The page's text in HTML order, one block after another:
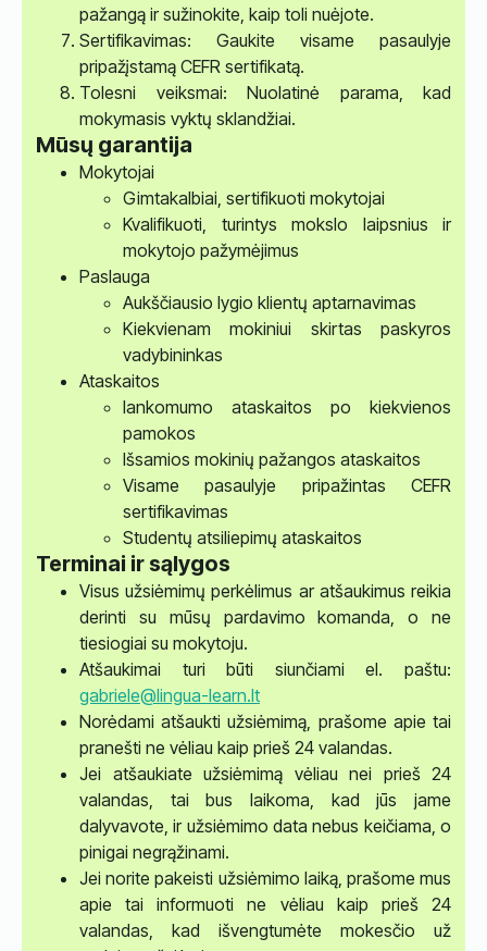
pažangą ir sužinokite, kaip toli nuėjote.
Sertifikavimas: Gaukite visame pasaulyje
pripažįstamą CEFR sertifikatą.
Tolesni veiksmai: Nuolatinė parama, kad
mokymasis vyktų sklandžiai.
Mūsų garantija
Mokytojai
Gimtakalbiai, sertifikuoti mokytojai
Kvalifikuoti, turintys mokslo laipsnius ir
mokytojo pažymėjimus
Paslauga
Aukščiausio lygio klientų aptarnavimas
Kiekvienam mokiniui skirtas paskyros
vadybininkas
Ataskaitos
lankomumo ataskaitos po kiekvienos
pamokos
Išsamios mokinių pažangos ataskaitos
Visame pasaulyje pripažintas CEFR
sertifikavimas
Studentų atsiliepimų ataskaitos
Terminai ir sąlygos
Visus užsiėmimų perkėlimus ar atšaukimus reikia
derinti su mūsų pardavimo komanda, o ne
tiesiogiai su mokytoju.
Atšaukimai turi būti siunčiami el. paštu:
gabriele@lingua-learn.lt
Norėdami atšaukti užsiėmimą, prašome apie tai
pranešti ne vėliau kaip prieš 24 valandas.
Jei atšaukiate užsiėmimą vėliau nei prieš 24
valandas, tai bus laikoma, kad jūs jame
dalyvavote, ir užsiėmimo data nebus keičiama, o
pinigai negrąžinami.
Jei norite pakeisti užsiėmimo laiką, prašome mus
apie tai informuoti ne vėliau kaip prieš 24
valandas, kad išvengtumėte mokesčio už